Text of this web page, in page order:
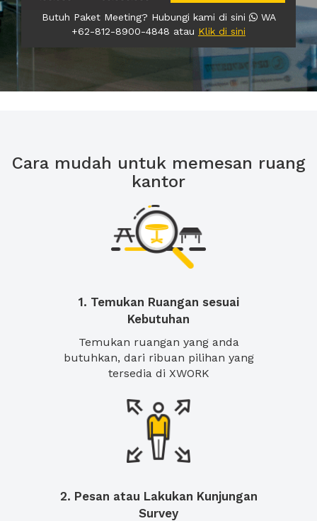
Butuh Paket Meeting? Hubungi kami di sini
WA
+62-812-8900-4848 atau Klik di sini
Cara mudah untuk memesan ruang
kantor
1. Temukan Ruangan sesuai
Kebutuhan
Temukan ruangan yang anda
butuhkan, dari ribuan pilihan yang
tersedia di XWORK
2. Pesan atau Lakukan Kunjungan
Survey